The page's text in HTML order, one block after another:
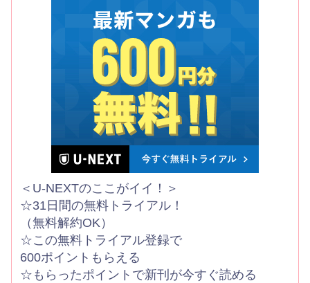
＜U-NEXTのここがイイ！＞
☆31日間の無料トライアル！
（無料解約OK）
☆この無料トライアル登録で
600ポイントもらえる
☆もらったポイントで新刊が今すぐ読める